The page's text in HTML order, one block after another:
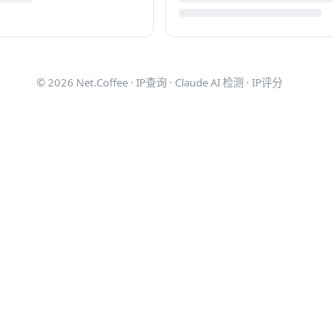
© 2026 Net.Coffee · IP查询 · Claude AI 检测 · IP评分